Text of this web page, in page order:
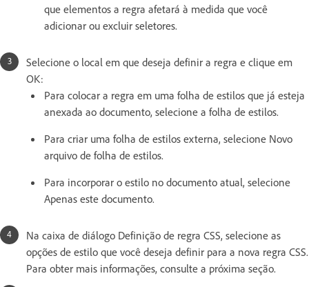
que elementos a regra afetará à medida que você
adicionar ou excluir seletores.
Selecione o local em que deseja definir a regra e clique em
OK:
Para colocar a regra em uma folha de estilos que já esteja
anexada ao documento, selecione a folha de estilos.
Para criar uma folha de estilos externa, selecione Novo
arquivo de folha de estilos.
Para incorporar o estilo no documento atual, selecione
Apenas este documento.
Na caixa de diálogo Definição de regra CSS, selecione as
opções de estilo que você deseja definir para a nova regra CSS.
Para obter mais informações, consulte a próxima seção.